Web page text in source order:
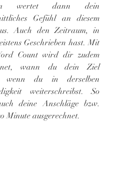
wertet dann dein
Gefühl an diesem
Auch den Zeitraum, in
Geschrieben hast. Mit
Count wird dir zudem
wann du dein Ziel
wenn du in derselben
weiterschreibst. So
deine Anschläge bzw.
Minute ausgerechnet.